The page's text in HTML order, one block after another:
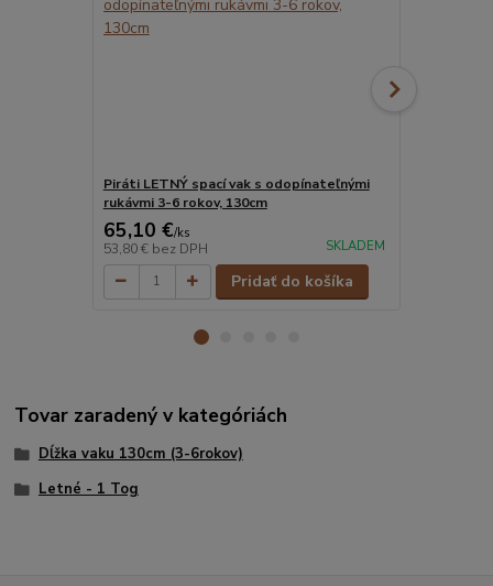
Piráti LETNÝ spací vak s odopínateľnými
rukávmi 3-6 rokov, 130cm
65,10 €/ks
53,80 € bez DPH SKLADEM
Pridať do košíka
Tovar zaradený v kategóriách
Dĺžka vaku 130cm (3-6rokov)
Letné - 1 Tog